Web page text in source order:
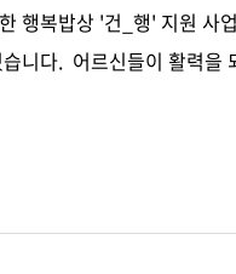
행복밥상 '건_행' 지원 사
니다. 어르신들이 활력을